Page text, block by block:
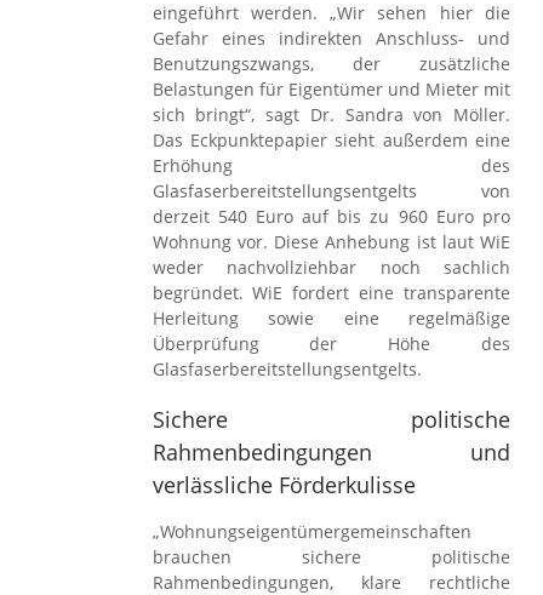
eingeführt werden. „Wir sehen hier die
Gefahr eines indirekten Anschluss- und
Benutzungszwangs, der zusätzliche
Belastungen für Eigentümer und Mieter mit
sich bringt“, sagt Dr. Sandra von Möller.
Das Eckpunktepapier sieht außerdem eine
Erhöhung des
Glasfaserbereitstellungsentgelts von
derzeit 540 Euro auf bis zu 960 Euro pro
Wohnung vor. Diese Anhebung ist laut WiE
weder nachvollziehbar noch sachlich
begründet. WiE fordert eine transparente
Herleitung sowie eine regelmäßige
Überprüfung der Höhe des
Glasfaserbereitstellungsentgelts.
Sichere politische
Rahmenbedingungen und
verlässliche Förderkulisse
„Wohnungseigentümergemeinschaften
brauchen sichere politische
Rahmenbedingungen, klare rechtliche